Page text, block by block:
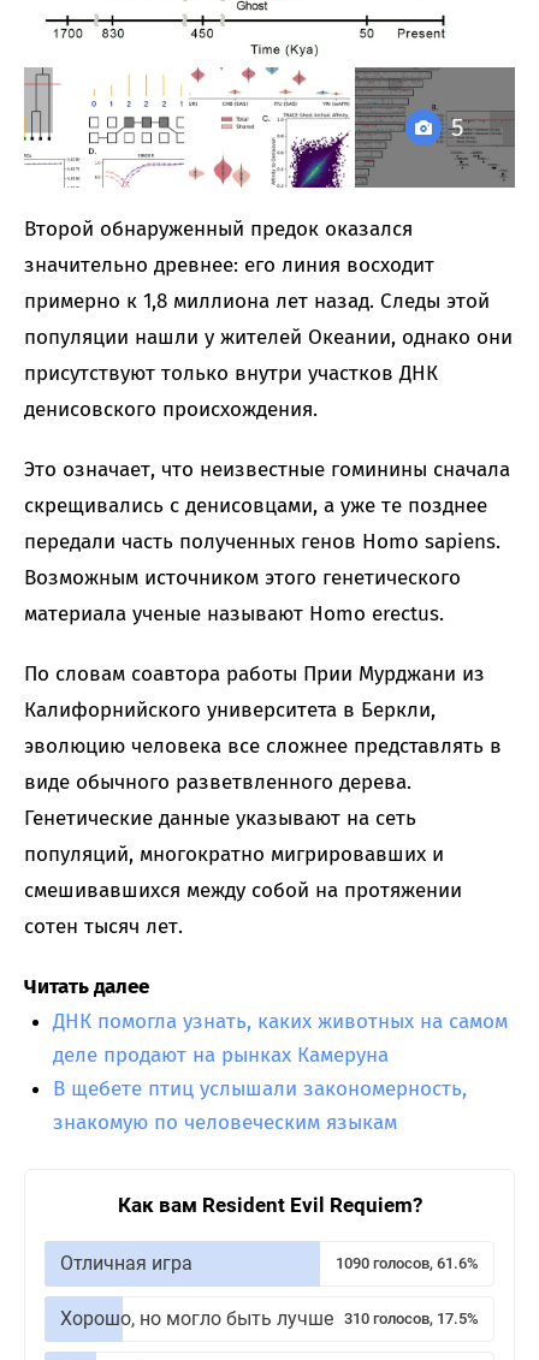
5
Второй обнаруженный предок оказался
значительно древнее: его линия восходит
примерно к 1,8 миллиона лет назад. Следы этой
популяции нашли у жителей Океании, однако они
присутствуют только внутри участков ДНК
денисовского происхождения.
Это означает, что неизвестные гоминины сначала
скрещивались с денисовцами, а уже те позднее
передали часть полученных генов Homo sapiens.
Возможным источником этого генетического
материала ученые называют Homo erectus.
По словам соавтора работы Прии Мурджани из
Калифорнийского университета в Беркли,
эволюцию человека все сложнее представлять в
виде обычного разветвленного дерева.
Генетические данные указывают на сеть
популяций, многократно мигрировавших и
смешивавшихся между собой на протяжении
сотен тысяч лет.
Читать далее
ДНК помогла узнать, каких животных на самом
деле продают на рынках Камеруна
В щебете птиц услышали закономерность,
знакомую по человеческим языкам
Как вам Resident Evil Requiem?
Отличная игра 1090 голосов, 61.6%
Хорошо, но могло быть лучше 310 голосов, 17.5%